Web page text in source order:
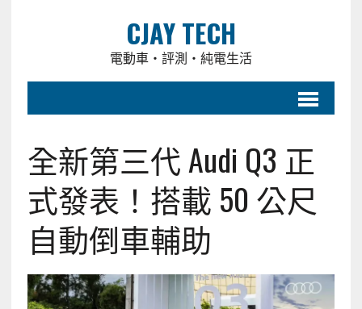
CJAY TECH
電動車・評測・純電生活
全新第三代 Audi Q3 正
式發表！搭載 50 公尺
自動倒車輔助